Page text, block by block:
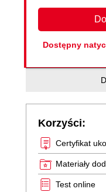
Dostępny
Korzyści:
Certyfikat
Materiały
Test online